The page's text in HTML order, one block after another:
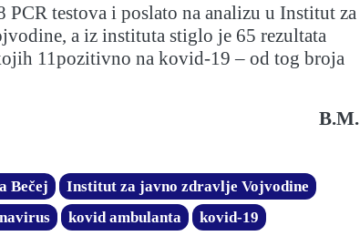
PCR testova i poslato na analizu u Institut za
a iz instituta stiglo je 65 rezultata
11pozitivno na kovid-19 – od tog broja
B.M.
Bečej
Institut za javno zdravlje Vojvodine
kovid ambulanta kovid-19